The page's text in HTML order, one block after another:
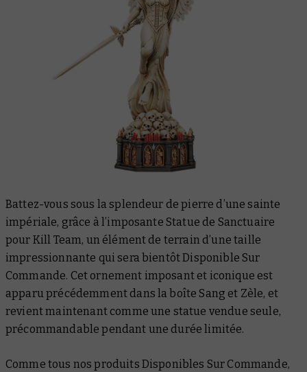
Battez-vous sous la splendeur de pierre d’une sainte
impériale, grâce à l’imposante Statue de Sanctuaire
pour Kill Team, un élément de terrain d’une taille
impressionnante qui sera bientôt Disponible Sur
Commande. Cet ornement imposant et iconique est
apparu précédemment dans la boîte Sang et Zèle, et
revient maintenant comme une statue vendue seule,
précommandable pendant une durée limitée.
Comme tous nos produits Disponibles Sur Commande,